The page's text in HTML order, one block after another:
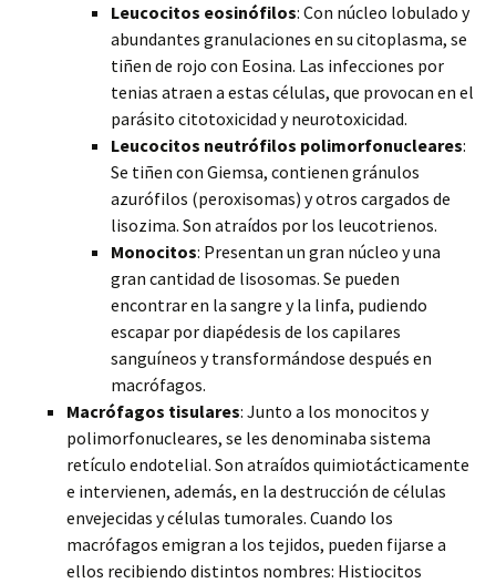
Leucocitos eosinófilos: Con núcleo lobulado y
abundantes granulaciones en su citoplasma, se
tiñen de rojo con Eosina. Las infecciones por
tenias atraen a estas células, que provocan en el
parásito citotoxicidad y neurotoxicidad.
Leucocitos neutrófilos polimorfonucleares:
Se tiñen con Giemsa, contienen gránulos
azurófilos (peroxisomas) y otros cargados de
lisozima. Son atraídos por los leucotrienos.
Monocitos: Presentan un gran núcleo y una
gran cantidad de lisosomas. Se pueden
encontrar en la sangre y la linfa, pudiendo
escapar por diapédesis de los capilares
sanguíneos y transformándose después en
macrófagos.
Macrófagos tisulares: Junto a los monocitos y
polimorfonucleares, se les denominaba sistema
retículo endotelial. Son atraídos quimiotácticamente
e intervienen, además, en la destrucción de células
envejecidas y células tumorales. Cuando los
macrófagos emigran a los tejidos, pueden fijarse a
ellos recibiendo distintos nombres: Histiocitos